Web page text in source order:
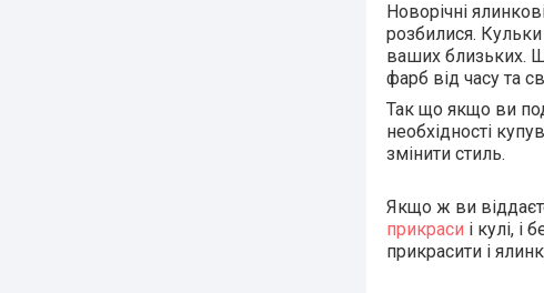
Новорічні
розбилися. Кульки
ваших близьких.
фарб від часу та
Так що якщо ви
необхідності
змінити стиль.
Якщо ж ви
прикраси і кулі, і
прикрасити і